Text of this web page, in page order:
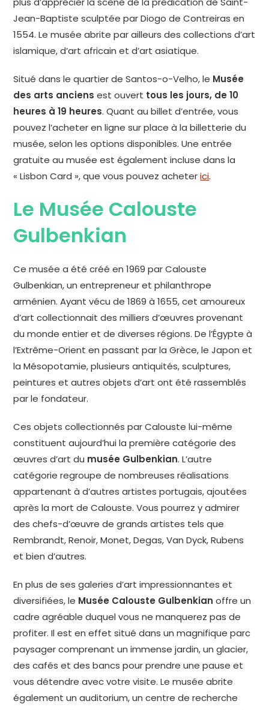
Jean-Baptiste sculptée par Diogo de Contreiras en
1554. Le musée abrite par ailleurs des collections d’art
islamique, d’art africain et d’art asiatique.
Situé dans le quartier de Santos-o-Velho, le Musée
des arts anciens est ouvert tous les jours, de 10
heures à 19 heures. Quant au billet d’entrée, vous
pouvez l’acheter en ligne sur place à la billetterie du
musée, selon les options disponibles. Une entrée
gratuite au musée est également incluse dans la
« Lisbon Card », que vous pouvez acheterici.
Le Musée Calouste
Gulbenkian
Ce musée a été créé en 1969 par Calouste
Gulbenkian, un entrepreneur et philanthrope
arménien. Ayant vécu de 1869 à 1655, cet amoureux
d’art collectionnait des milliers d’œuvres provenant
du monde entier et de diverses régions. De l’Égypte à
l’Extrême-Orient en passant par la Grèce, le Japon et
la Mésopotamie, plusieurs antiquités, sculptures,
peintures et autres objets d’art ont été rassemblés
par le fondateur.
Ces objets collectionnés par Calouste lui-même
constituent aujourd’hui la première catégorie des
œuvres d’art du musée Gulbenkian. L’autre
catégorie regroupe de nombreuses réalisations
appartenant à d’autres artistes portugais, ajoutées
après la mort de Calouste. Vous pourrez y admirer
des chefs-d’œuvre de grands artistes tels que
Rembrandt, Renoir, Monet, Degas, Van Dyck, Rubens
et bien d’autres.
En plus de ses galeries d’art impressionnantes et
diversifiées, le Musée Calouste Gulbenkian offre un
cadre agréable duquel vous ne manquerez pas de
profiter. Il est en effet situé dans un magnifique parc
paysager comprenant un immense jardin, un glacier,
des cafés et des bancs pour prendre une pause et
vous détendre avec votre visite. Le musée abrite
également un auditorium, un centre de recherche